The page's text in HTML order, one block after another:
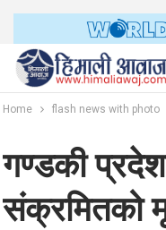
Home flash news with photo
गण्डकी
संक्रमितको